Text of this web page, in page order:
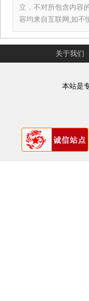
立，不对所包含内容
容均来自互联网,如不
关于我们
本站是